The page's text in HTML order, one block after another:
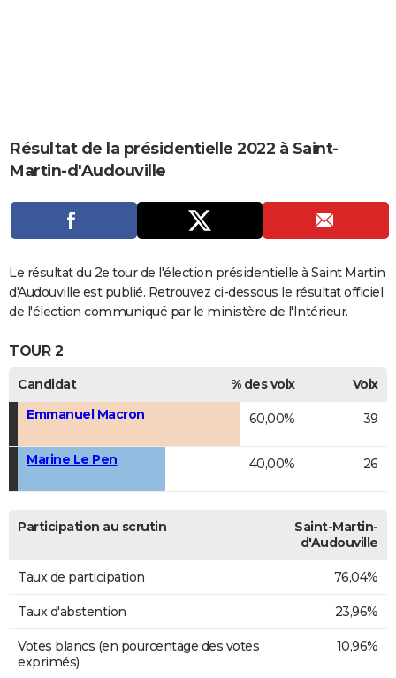
DICTIONNAIRE
PROGRAMME TV
COPAINS D'AVANT
S'inscrire
Se connecter
Lycées
Collèges
Primaires
Universités
Entreprises
Service militaire
Avis de recherche
AVIS DE DÉCÈS
FORUM
Résultat de la présidentielle 2022 à Saint-
Martin-d'Audouville
Le résultat du 2e tour de l'élection présidentielle à Saint Martin
d'Audouville est publié. Retrouvez ci-dessous le résultat officiel
de l'élection communiqué par le ministère de l'Intérieur.
TOUR 2
Candidat % des voix
Voix
Emmanuel Macron
60,00% 39
Marine Le Pen 40,00% 26
Participation au scrutin
Saint-Martin-
d'Audouville
Taux de participation 76,04%
Taux d'abstention 23,96%
Votes blancs (en pourcentage des votes
exprimés)
10,96%